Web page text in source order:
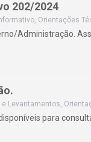
202/2024
, Orientações
Administração.
e Levantamentos,
para